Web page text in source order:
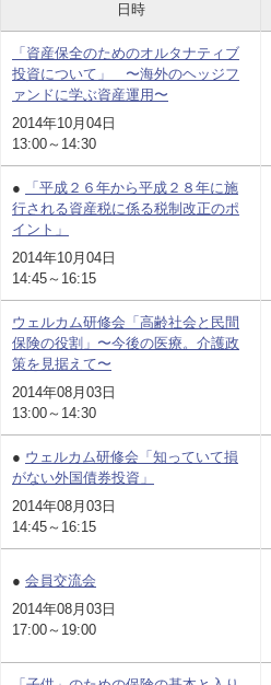
日時
「資産保全のためのオルタナティブ
投資について」 〜海外のヘッジフ
ァンドに学ぶ資産運用〜
2014年10月04日
13:00～14:30
●
「平成２６年から平成２８年に施
行される資産税に係る税制改正のポ
イント」
2014年10月04日
14:45～16:15
ウェルカム研修会「高齢社会と民間
保険の役割」〜今後の医療。介護政
策を見据えて〜
2014年08月03日
13:00～14:30
● ウェルカム研修会「知っていて損
がない外国債券投資」
2014年08月03日
14:45～16:15
● 会員交流会
2014年08月03日
17:00～19:00